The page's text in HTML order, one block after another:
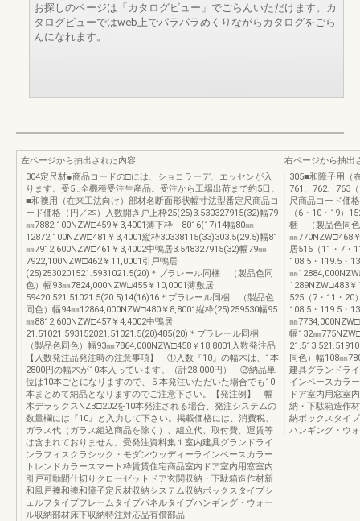
お探しのページは「カタログビュー」でごらんいただけます。カ
タログビューではweb上でパラパラめくりながらカタログをごら
んになれます。
左ページから抽出された内容
304定尺材●商品コードの□には、ショコラーデ、エッセンが入
ります。受5…全機種受注生産品。受注から工場出荷まで約5日。
■和襖用（在来工法向け）部材名断面形状幅寸法型番定尺商品コ
ード価格（円／本）入数開き戸上枠25(25)3.530327915(32)幅79
㎜7882,100NZW□459￥3,4001薄下枠 8016(17)14幅80㎜
12872,100NZW□481￥3,4001縦枠30338115(33)303.5(29.5)幅81
㎜7912,600NZW□461￥3,4002中鴨居3.548327915(32)幅79㎜
7922,100NZW□462￥11,0001引戸鴨居
(25)2530201521.5931021.5(20)＊プラレール同梱 （製品色同
色）幅93㎜7824,000NZW□455￥10,0001薄敷居
59420.521.51021.5(20.5)14(16)16＊プラレール同梱 （製品色
同色）幅94㎜12864,000NZW□480￥8,8001縦枠(25)259530幅95
㎜8812,600NZW□457￥4,4002中鴨居
21.51021.593152021.51021.5(20)485(20)＊プラレール同梱
（製品色同色）幅93㎜7864,000NZW□458￥18,8001入数発注品
【入数発注品発注時の注意事項】 ①入数『10』の幅木は、1本
2800円の幅木が10本入っています。（計28,000円） ②納品単
位は10本ごとになりますので、５本発注いただいた場合でも10
本まとめて納品となりますのでご注意下さい。【発注例】 幅
木デラックスNZB□202を10本発注される場合、発注システムの
数量欄には『10』と入力して下さい。掲載価格には、消費税、
ガラス代（ガラス組込商品を除く）、組立代、取付費、運賃等
は含まれておりません。受発注資料集１室内建具グランドライ
ンラフィスクラシック・モダンウッディーラインベースカラー
トレンドカラースマート枠賃貸住宅商品室内ドア室内用窓室内
引戸可動間仕切りクローゼットドア玄関収納・下駄箱造作材新
和風戸襖和襖和障子定尺材収納システム収納ボックスタイプシ
ェルフタイプフレームタイプパネルタイプハンギング・ウォー
ル収納部材床下収納特注対応品有償部品
右ページから抽出
305■和障子用（
761、762、763
尺商品コード価
（6・10・19）
梱 （製品色同色
㎜770NZW□468
居516（11・7・
108.5・119.5・
㎜
1289NZW□483
525（7・11・20
108.5・119.5・
㎜
幅132㎜
同色）幅108㎜
建具グランドラ
インベースカラ
ドア室内用窓室
納・下駄箱造作
納ボックスタイ
ハンギング・ウ